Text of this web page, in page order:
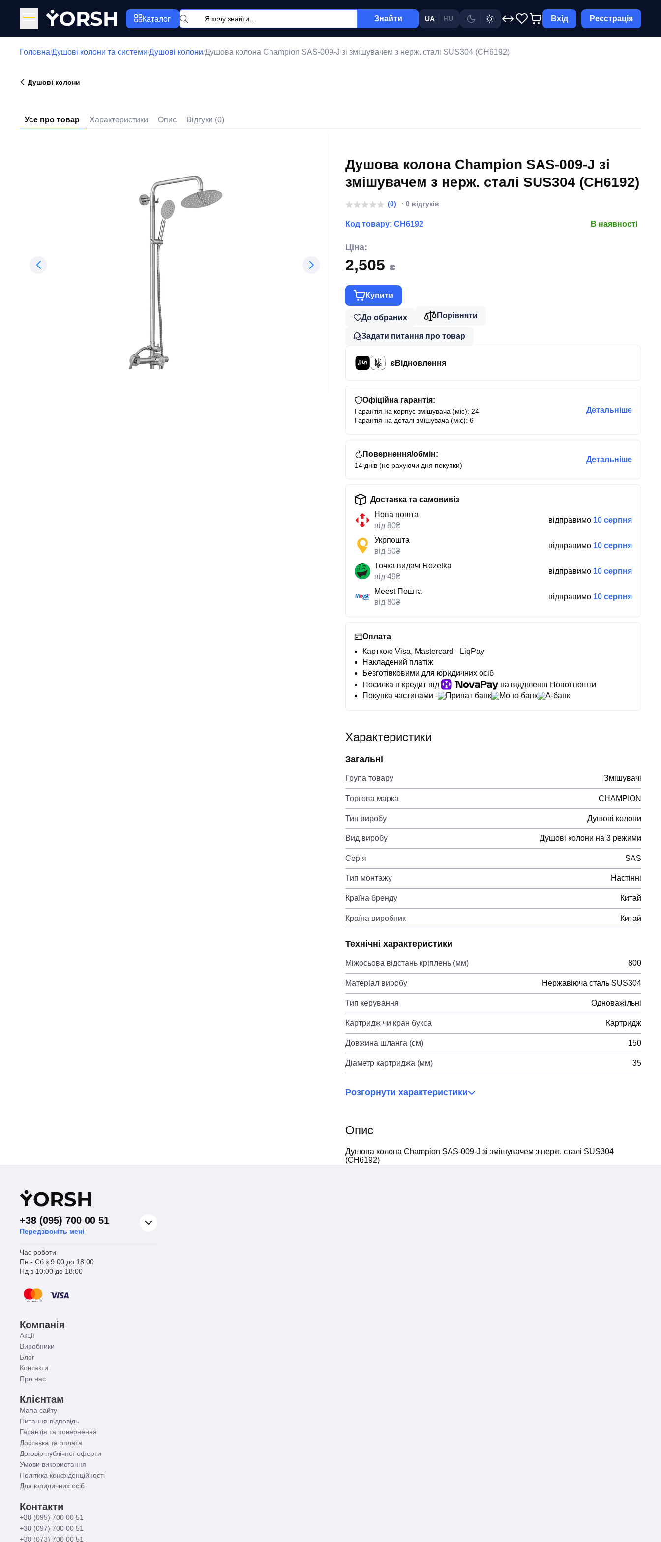
YORSH Каталог Знайти UA RU Вхід Реєстрація
Головна/Душові колони та системи/Душові колони/Душова колона Champion SAS-009-J зі змішувачем з нерж. сталі SUS304 (CH6192)
Душові колони
Усе про товар Характеристики Опис Відгуки (0)
Душова колона Champion SAS-009-J зі
змішувачем з нерж. сталі SUS304 (CH6192)
(0) · 0 відгуків
Код товару: CH6192 В наявності
Ціна:
2,505 ₴
Купити
До обраних Порівняти
Задати питання про товар
єВідновлення
Офіційна гарантія:
Гарантія на корпус змішувача (міс): 24
Гарантія на деталі змішувача (міс): 6
Детальніше
Повернення/обмін:
14 днів (не рахуючи дня покупки)
Детальніше
Доставка та самовивіз
Нова пошта
від 80₴
відправимо 10 серпня
Укрпошта
від 50₴
відправимо 10 серпня
Точка видачі Rozetka
від 49₴
відправимо 10 серпня
Meest Пошта
від 80₴
відправимо 10 серпня
Оплата
Карткою Visa, Mastercard - LiqPay
Накладений платіж
Безготівковими для юридичних осіб
Посилка в кредит від
на відділенні Нової пошти
Покупка частинами -
Приват банк Моно банк А-банк
Характеристики
Загальні
Група товару Змішувачі
Торгова марка CHAMPION
Тип виробу Душові колони
Вид виробу Душові колони на 3 режими
Серія SAS
Тип монтажу Настінні
Країна бренду Китай
Країна виробник Китай
Технічні характеристики
Міжосьова відстань кріплень (мм) 800
Матеріал виробу Нержавіюча сталь SUS304
Тип керування Одноважільні
Картридж чи кран букса Картридж
Довжина шланга (см) 150
Діаметр картриджа (мм) 35
Розгорнути характеристики
Опис
Душова колона Champion SAS-009-J зі змішувачем з нерж. сталі SUS304
(CH6192)
YORSH
+38 (095) 700 00 51
Передзвоніть мені
Час роботи
Пн - Сб з 9:00 до 18:00
Нд з 10:00 до 18:00
Компанія
Акції
Виробники
Блог
Контакти
Про нас
Клієнтам
Мапа сайту
Питання-відповідь
Гарантія та повернення
Доставка та оплата
Договір публічної оферти
Умови використання
Політика конфіденційності
Для юридичних осіб
Контакти
+38 (095) 700 00 51
+38 (097) 700 00 51
+38 (073) 700 00 51